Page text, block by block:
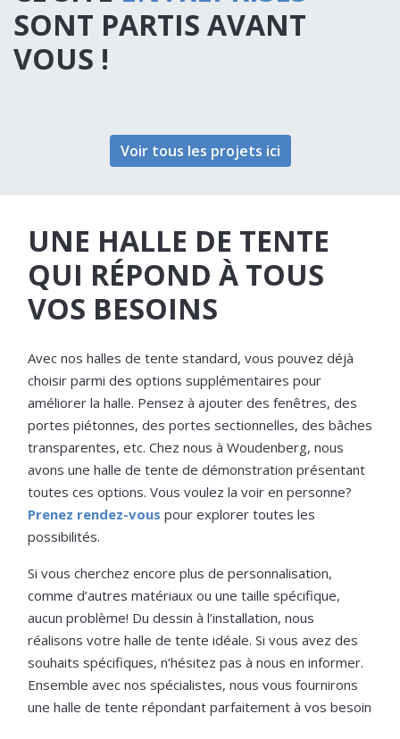
SONT PARTIS AVANT
VOUS !
Voir tous les projets ici
UNE HALLE DE TENTE
QUI RÉPOND À TOUS
VOS BESOINS
Avec nos halles de tente standard, vous pouvez déjà
choisir parmi des options supplémentaires pour
améliorer la halle. Pensez à ajouter des fenêtres, des
portes piétonnes, des portes sectionnelles, des bâches
transparentes, etc. Chez nous à Woudenberg, nous
avons une halle de tente de démonstration présentant
toutes ces options. Vous voulez la voir en personne?
Prenez rendez-vous pour explorer toutes les
possibilités.
Si vous cherchez encore plus de personnalisation,
comme d’autres matériaux ou une taille spécifique,
aucun problème! Du dessin à l’installation, nous
réalisons votre halle de tente idéale. Si vous avez des
souhaits spécifiques, n’hésitez pas à nous en informer.
Ensemble avec nos spécialistes, nous vous fournirons
une halle de tente répondant parfaitement à vos besoin